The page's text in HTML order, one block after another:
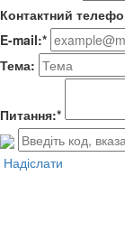
Контактний
E-mail:*
Тема:
Питання:*
Надіслати